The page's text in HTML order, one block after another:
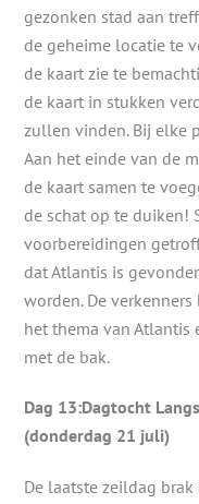
gezonken stad aan
de geheime locatie te
de kaart zie te
de kaart in stukken
zullen vinden. Bij elke
Aan het einde van de
de kaart samen te
de schat op te duiken!
voorbereidingen
dat Atlantis is
worden. De
het thema van Atlantis
met de bak.
Dag 13:Dagtocht
(donderdag 21 juli)
De laatste zeildag